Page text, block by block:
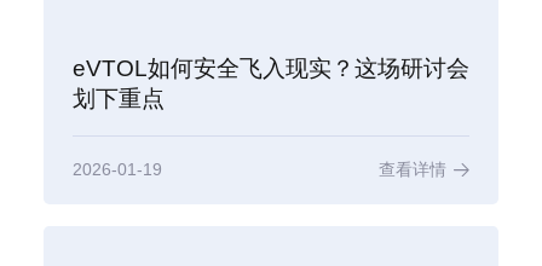
eVTOL如何安全飞入现实？这场研讨会
划下重点
2026-01-19 查看详情